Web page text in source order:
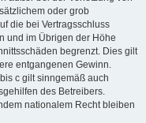
oder grob
die bei Vertragsschluss
und im Übrigen der Höhe
begrenzt. Dies gilt
entgangenen Gewinn.
c gilt sinngemäß auch
des Betreibers.
nationalem Recht bleiben